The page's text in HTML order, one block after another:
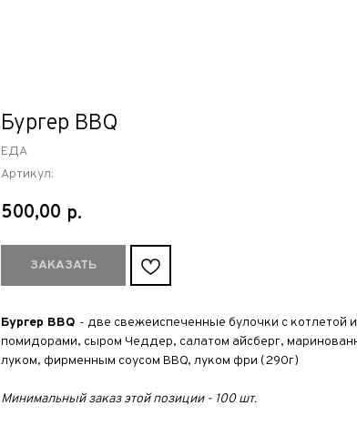
Бургер BBQ
ЕДА
Артикул:
500,00 р.
ЗАКАЗАТЬ
Бургер BBQ - две свежеиспеченные булочки с котлетой
помидорами, сыром Чеддер, салатом айсберг,
луком, фирменным соусом BBQ, луком фри (290г)
Минимальный заказ этой позиции - 100 шт.